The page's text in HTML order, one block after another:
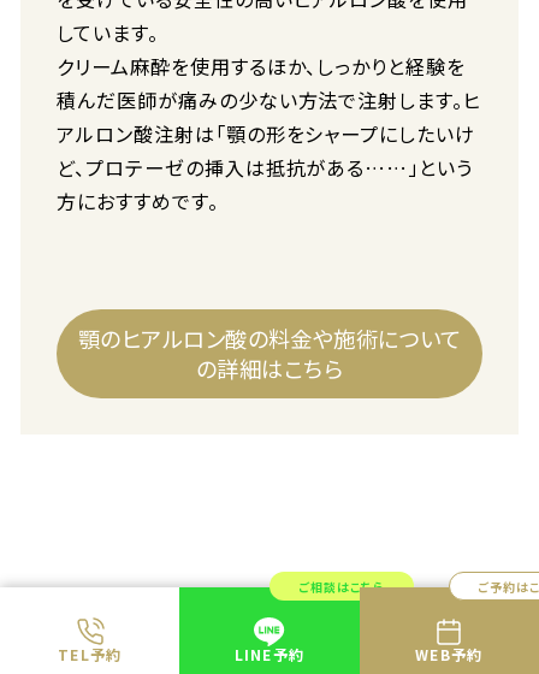
TEL予約
ご相談はこちら
LINE予約
ご予約は
WEB予約
しています。
クリーム麻酔を使用するほか、しっかりと経験を
積んだ医師が痛みの少ない方法で注射します。ヒ
アルロン酸注射は「顎の形をシャープにしたいけ
ど、プロテーゼの挿入は抵抗がある……」という
方におすすめです。
顎のヒアルロン酸の料金や施術について
の詳細はこちら
美容外科手術を受けて顎のコンプレックスを
解消しよう